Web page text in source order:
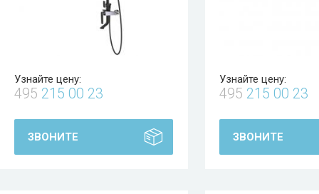
Узнайте цену:
495 215 00 23
ЗВОНИТЕ
Узнайте цену:
495 215 00 23
ЗВОНИТЕ